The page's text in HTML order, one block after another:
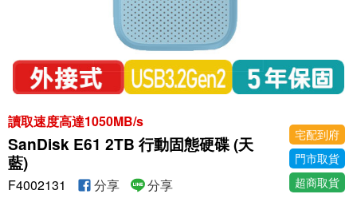
讀取速度高達1050MB/s
SanDisk E61 2TB 行動固態硬碟 (天
藍)
宅配到府
門市取貨
超商取貨
F4002131 分享 分享